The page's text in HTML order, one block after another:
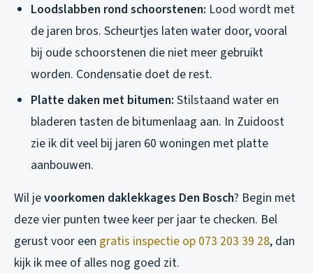
Loodslabben rond schoorstenen: Lood wordt met
de jaren bros. Scheurtjes laten water door, vooral
bij oude schoorstenen die niet meer gebruikt
worden. Condensatie doet de rest.
Platte daken met bitumen: Stilstaand water en
bladeren tasten de bitumenlaag aan. In Zuidoost
zie ik dit veel bij jaren 60 woningen met platte
aanbouwen.
Wil jevoorkomen daklekkages Den Bosch? Begin met
deze vier punten twee keer per jaar te checken. Bel
gerust voor een gratis inspectie op 073 203 39 28, dan
kijk ik mee of alles nog goed zit.